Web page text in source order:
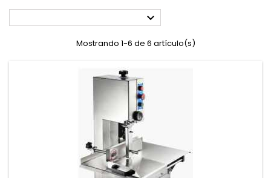

Mostrando 1-6 de 6 artículo(s)